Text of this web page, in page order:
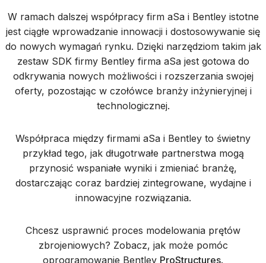
W ramach dalszej współpracy firm aSa i Bentley istotne
jest ciągłe wprowadzanie innowacji i dostosowywanie się
do nowych wymagań rynku. Dzięki narzędziom takim jak
zestaw SDK firmy Bentley firma aSa jest gotowa do
odkrywania nowych możliwości i rozszerzania swojej
oferty, pozostając w czołówce branży inżynieryjnej i
technologicznej.
Współpraca między firmami aSa i Bentley to świetny
przykład tego, jak długotrwałe partnerstwa mogą
przynosić wspaniałe wyniki i zmieniać branżę,
dostarczając coraz bardziej zintegrowane, wydajne i
innowacyjne rozwiązania.
Chcesz usprawnić proces modelowania prętów
zbrojeniowych? Zobacz, jak może pomóc
oprogramowanie Bentley ProStructures.